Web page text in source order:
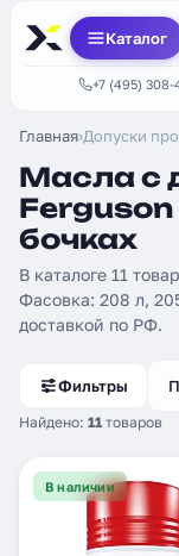
Каталог
+7 (495) 308-
Главная›Допуски
Масла с
Ferguson
бочках
В каталоге 11
Фасовка: 208 л,
доставкой по РФ.
Фильтры
Найдено: 11 товаров
В наличии